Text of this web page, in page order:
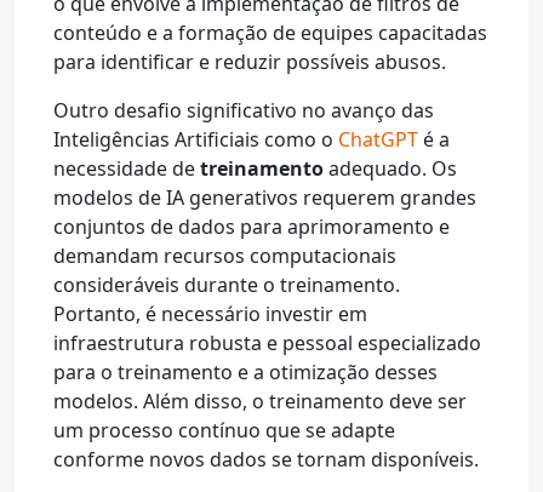
conteúdo e a formação de equipes capacitadas
para identificar e reduzir possíveis abusos.
Outro desafio significativo no avanço das
Inteligências Artificiais como o ChatGPT é a
necessidade detreinamentoadequado. Os
modelos de IA generativos requerem grandes
conjuntos de dados para aprimoramento e
demandam recursos computacionais
consideráveis durante o treinamento.
Portanto, é necessário investir em
infraestrutura robusta e pessoal especializado
para o treinamento e a otimização desses
modelos. Além disso, o treinamento deve ser
um processo contínuo que se adapte
conforme novos dados se tornam disponíveis.